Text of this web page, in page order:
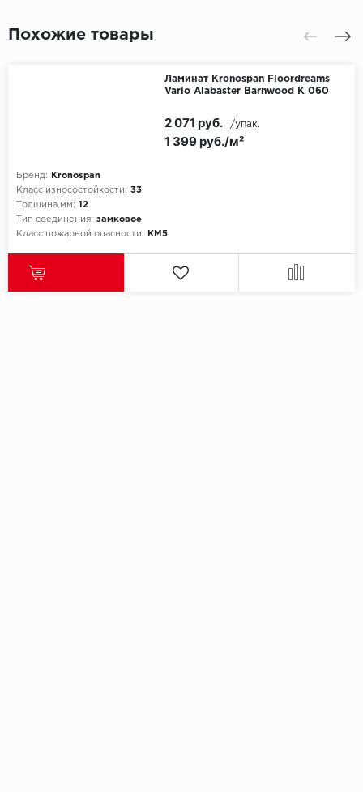
Похожие товары
Ламинат Kronospan Floordreams
Vario Alabaster Barnwood K 060
Бренд:
Kronospan
Класс износостойкости: 33
Толщина,мм: 12
Тип соединения: замковое
Класс пожарной опасности:
КМ5
1 399 руб./м²
2 071 руб. /упак.